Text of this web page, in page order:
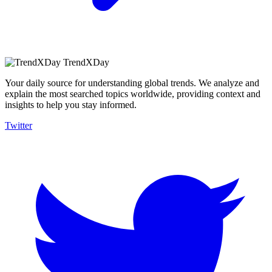
TrendXDay
Your daily source for understanding global trends. We analyze and
explain the most searched topics worldwide, providing context and
insights to help you stay informed.
Twitter